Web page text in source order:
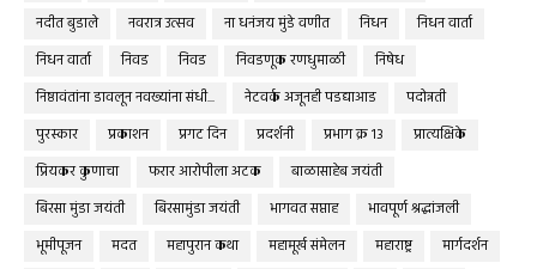
नदीत बुडाले
नवरात्र उत्सव ना धनंजय मुंडे वणीत निधन
निधन वार्ता
निधन वार्ता
निवड निवड निवडणूक रणधुमाळी
निषेध
निष्ठावंतांना डावलून नवख्यांना संधी...
नेटवर्क अजूनही पडद्याआड
पदोन्नती
पुरस्कार
प्रकाशन प्रगट दिन प्रदर्शनी प्रभाग क्र १३
प्रात्यक्षिके
प्रियकर कुणाचा
फरार आरोपीला अटक
बाळासाहेब जयंती
बिरसा मुंडा जयंती
बिरसामुंडा जयंती भागवत सप्ताह
भावपूर्ण श्रद्धांजली
भूमीपूजन
मदत महापुरान कथा महामूर्ख संमेलन महाराष्ट्र
मार्गदर्शन